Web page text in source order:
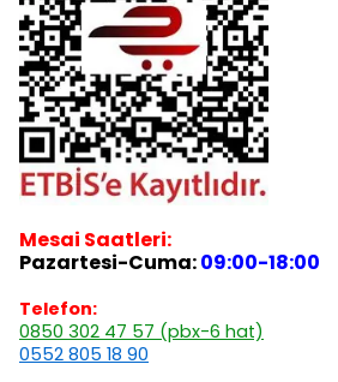
Mesai Saatleri:
Pazartesi-Cuma:09:00-18:00
Telefon:
0850 302 47 57 (pbx-6 hat)
0552 805 18 90